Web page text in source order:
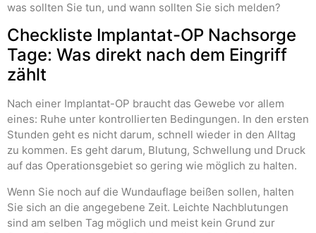
was sollten Sie tun, und wann sollten Sie sich melden?
Checkliste Implantat-OP Nachsorge
Tage: Was direkt nach dem Eingriff
zählt
Nach einer Implantat-OP braucht das Gewebe vor allem
eines: Ruhe unter kontrollierten Bedingungen. In den ersten
Stunden geht es nicht darum, schnell wieder in den Alltag
zu kommen. Es geht darum, Blutung, Schwellung und Druck
auf das Operationsgebiet so gering wie möglich zu halten.
Wenn Sie noch auf die Wundauflage beißen sollen, halten
Sie sich an die angegebene Zeit. Leichte Nachblutungen
sind am selben Tag möglich und meist kein Grund zur